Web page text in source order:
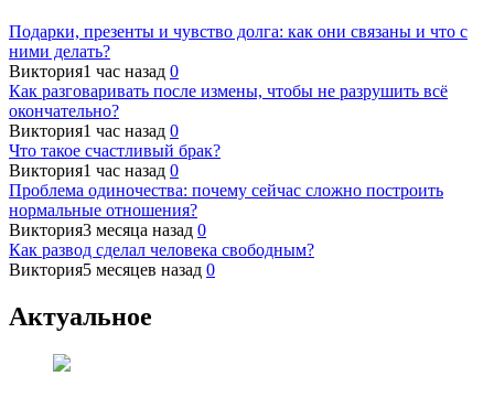
Подарки, презенты и чувство долга: как они связаны и что с
ними делать?
Виктория1 час назад 0
Как разговаривать после измены, чтобы не разрушить всё
окончательно?
Виктория1 час назад 0
Что такое счастливый брак?
Виктория1 час назад 0
Проблема одиночества: почему сейчас сложно построить
нормальные отношения?
Виктория3 месяца назад 0
Как развод сделал человека свободным?
Виктория5 месяцев назад 0
Актуальное